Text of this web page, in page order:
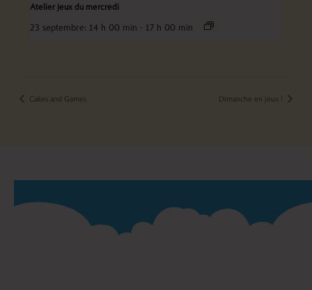
Atelier jeux du mercredi
23 septembre: 14 h 00 min 17 h 00 min
Cakes and Games Dimanche en jeux !